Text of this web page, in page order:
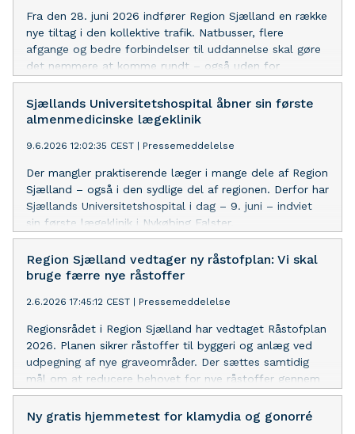
Fra den 28. juni 2026 indfører Region Sjælland en række
nye tiltag i den kollektive trafik. Natbusser, flere
afgange og bedre forbindelser til uddannelse skal gøre
det nemmere at komme rundt – også uden for
myldretiden.
Sjællands Universitetshospital åbner sin første
almenmedicinske lægeklinik
9.6.2026 12:02:35 CEST | Pressemeddelelse
Der mangler praktiserende læger i mange dele af Region
Sjælland – også i den sydlige del af regionen. Derfor har
Sjællands Universitetshospital i dag – 9. juni – indviet
sin første lægeklinik i Nykøbing Falster.
Region Sjælland vedtager ny råstofplan: Vi skal
bruge færre nye råstoffer
2.6.2026 17:45:12 CEST | Pressemeddelelse
Regionsrådet i Region Sjælland har vedtaget Råstofplan
2026. Planen sikrer råstoffer til byggeri og anlæg ved
udpegning af nye graveområder. Der sættes samtidig
mål om at reducere behovet for nye råstoffer gennem
mere genanvendelse samt tidligere dialog og større
hensyn til borgere, natur og miljø allerede inden, der
Ny gratis hjemmetest for klamydia og gonorré